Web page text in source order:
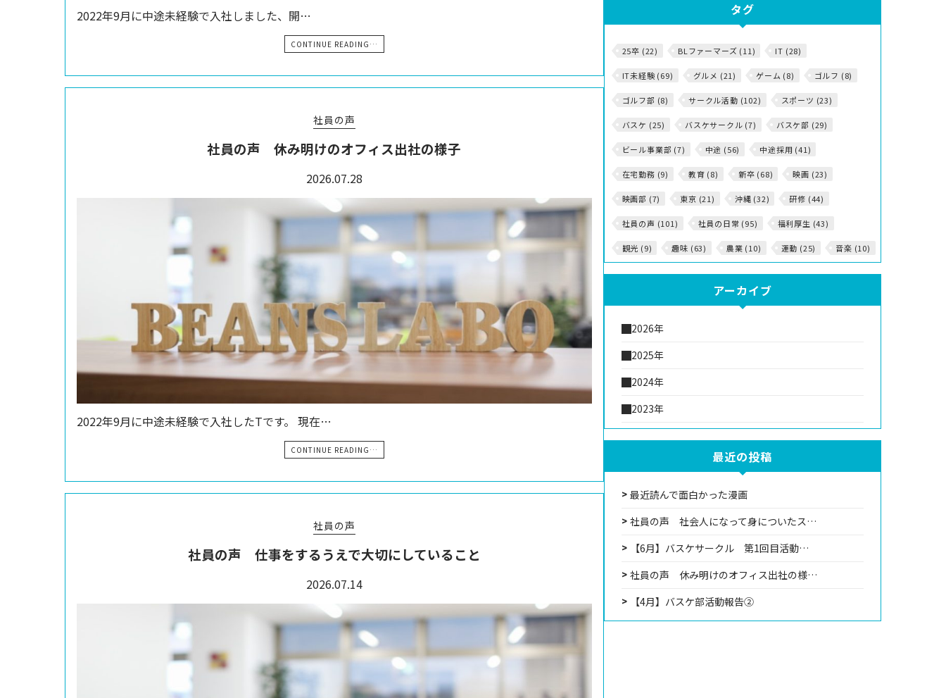
2022年9月に中途未経験で入社しました、開…
CONTINUE READING…
社員の声
社員の声 休み明けのオフィス出社の様子
2026.07.28
2022年9月に中途未経験で入社したTです。 現在…
CONTINUE READING…
社員の声
社員の声 仕事をするうえで大切にしていること
2026.07.14
タグ
25卒 (22) BLファーマーズ (11) IT (28)
IT未経験 (69) グルメ (21) ゲーム (8) ゴルフ (8)
ゴルフ部 (8) サークル活動 (102) スポーツ (23)
バスケ (25) バスケサークル (7) バスケ部 (29)
ビール事業部 (7) 中途 (56) 中途採用 (41)
在宅勤務 (9) 教育 (8) 新卒 (68) 映画 (23)
映画部 (7) 東京 (21) 沖縄 (32) 研修 (44)
社員の声 (101) 社員の日常 (95) 福利厚生 (43)
観光 (9) 趣味 (63) 農業 (10) 運動 (25) 音楽 (10)
アーカイブ
2026年
2025年
2024年
2023年
最近の投稿
最近読んで面白かった漫画
社員の声 社会人になって身についたス…
【6月】バスケサークル 第1回目活動…
社員の声 休み明けのオフィス出社の様…
【4月】バスケ部活動報告②